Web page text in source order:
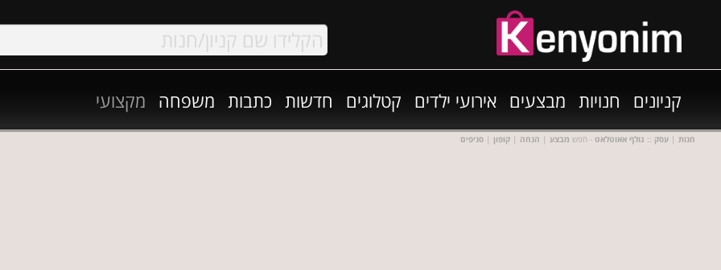
קניונים חנויות מבצעים אירועי ילדים קטלוגים חדשות כתבות משפחה מקצועי
חנות | עסק :: גולף אאוטלאט - חפש מבצע | הנחה | קופון | סניפים